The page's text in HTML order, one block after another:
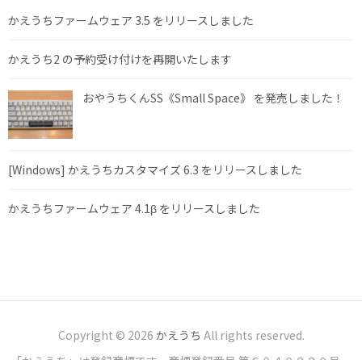
かえうちファームウェア 3.5 をリリースしました
かえうち2 の予約受け付けを再開いたします
おやうちくんSS《Small Space》 を発売しました！
[Windows] かえうちカスタマイズ 6.3 をリリースしました
かえうちファームウェア 4.1β をリリースしました
Copyright © 2026 かえうち All rights reserved.